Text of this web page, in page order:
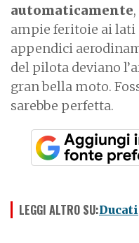
automaticamente
ampie feritoie ai lati
appendici
del pilota deviano
gran bella moto.
sarebbe perfetta.
LEGGI ALTRO SU:Ducati